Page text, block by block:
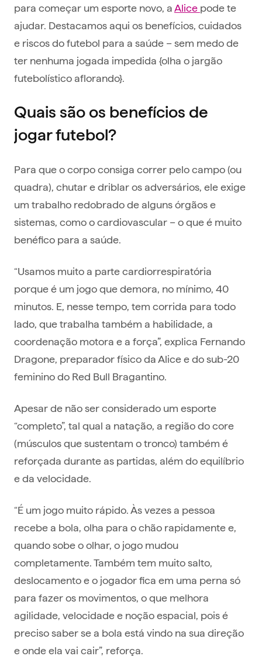
para começar um esporte novo, aAlice pode te
ajudar. Destacamos aqui os benefícios, cuidados
e riscos do futebol para a saúde – sem medo de
ter nenhuma jogada impedida {olha o jargão
futebolístico aflorando}.
Quais são os benefícios de
jogar futebol?
Para que o corpo consiga correr pelo campo (ou
quadra), chutar e driblar os adversários, ele exige
um trabalho redobrado de alguns órgãos e
sistemas, como o cardiovascular – o que é muito
benéfico para a saúde.
“Usamos muito a parte cardiorrespiratória
porque é um jogo que demora, no mínimo, 40
minutos. E, nesse tempo, tem corrida para todo
lado, que trabalha também a habilidade, a
coordenação motora e a força”, explica Fernando
Dragone, preparador físico da Alice e do sub-20
feminino do Red Bull Bragantino.
Apesar de não ser considerado um esporte
“completo”, tal qual a natação, a região do core
(músculos que sustentam o tronco) também é
reforçada durante as partidas, além do equilíbrio
e da velocidade.
“É um jogo muito rápido. Às vezes a pessoa
recebe a bola, olha para o chão rapidamente e,
quando sobe o olhar, o jogo mudou
completamente. Também tem muito salto,
deslocamento e o jogador fica em uma perna só
para fazer os movimentos, o que melhora
agilidade, velocidade e noção espacial, pois é
preciso saber se a bola está vindo na sua direção
e onde ela vai cair”, reforça.